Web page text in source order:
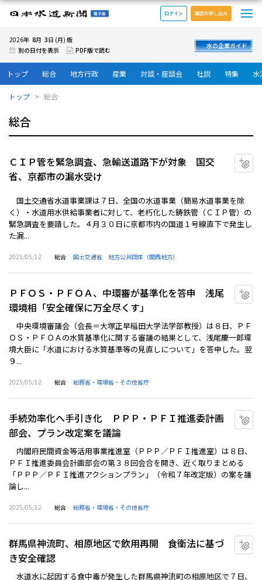
日本水道新聞 電子版
ログイン 購読お申し込み
2026年 8月 3日 (月) 版
別の日付を表示
PDF版で読む
水の企業ガイド
トップ 総合 地方行政 産業 対談・座談会 社説 特集 水
トップ 総合
総合
ＣＩＰ管を緊急調査、急輸送道路下が対象 国交
省、京都市の漏水受け
国土交通省水道事業課は７日、全国の水道事業（簡易水道事業を除
く）・水道用水供給事業者に対して、老朽化した鋳鉄管（ＣＩＰ管）の
緊急調査を要請した。４月３０日に京都市内の国道１号線直下で発生し
た漏...
2025/05/12 総合 国土交通省 地方公共団体（関西地方）
ＰＦＯＳ・ＰＦＯＡ、中環審が基準化を答申 浅尾
環境相「安全確保に万全尽くす」
中央環境審議会（会長＝大塚正早稲田大学法学部教授）は８日、ＰＦ
ＯＳ・ＰＦＯＡの水質基準化に関する審議の結果として、浅尾慶一郎環
境大臣に「水道における水質基準等の見直しについて」を答申した。翌
９...
2025/05/12 総合 総務省・環境省・その他省庁
手続効率化へ手引き化 ＰＰＰ・ＰＦＩ推進委計画
部会、プラン改定案を議論
内閣府民間資金等活用事業推進室（ＰＰＰ／ＰＦＩ推進室）は８日、
ＰＦＩ推進委員会計画部会の第３８回会合を開き、近く取りまとめる
「ＰＰＰ／ＰＦＩ推進アクションプラン」（令和７年改定版）の案を議
論し...
2025/05/12 総合 総務省・環境省・その他省庁
群馬県神流町、相原地区で飲用再開 食衛法に基づ
き安全確認
水道水に起因する食中毒が発生した群馬県神流町の相原地区で７日、